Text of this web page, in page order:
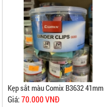
Kẹp sắt màu Comix B3632 41mm
Giá:70.000 VNĐ